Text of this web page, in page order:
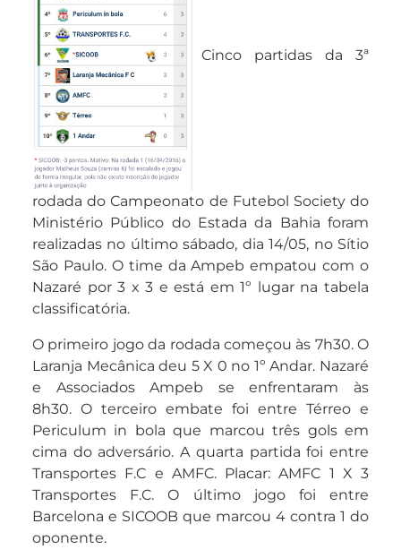
Cinco partidas da 3ª
rodada do Campeonato de Futebol Society do
Ministério Público do Estada da Bahia foram
realizadas no último sábado, dia 14/05, no Sítio
São Paulo. O time da Ampeb empatou com o
Nazaré por 3 x 3 e está em 1º lugar na tabela
classificatória.
O primeiro jogo da rodada começou às 7h30. O
Laranja Mecânica deu 5 X 0 no 1º Andar. Nazaré
e Associados Ampeb se enfrentaram às
8h30. O terceiro embate foi entre Térreo e
Periculum in bola que marcou três gols em
cima do adversário. A quarta partida foi entre
Transportes F.C e AMFC. Placar: AMFC 1 X 3
Transportes F.C. O último jogo foi entre
Barcelona e SICOOB que marcou 4 contra 1 do
oponente.